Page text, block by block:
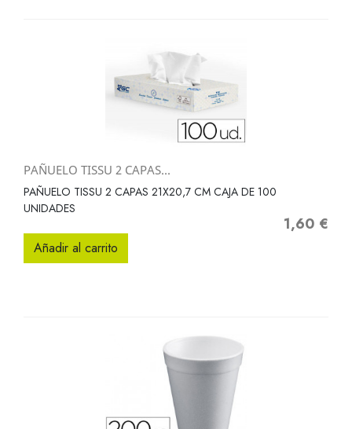
PAÑUELO TISSU 2 CAPAS...
PAÑUELO TISSU 2 CAPAS 21X20,7 CM CAJA DE 100
UNIDADES
Precio
1,60 €
Añadir al carrito